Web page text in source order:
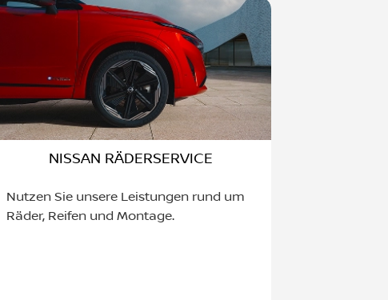
NISSAN RÄDERSERVICE
Nutzen Sie unsere Leistungen rund um
Räder, Reifen und Montage.